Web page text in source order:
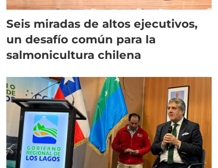
Seis miradas de altos ejecutivos,
un desafío común para la
salmonicultura chilena